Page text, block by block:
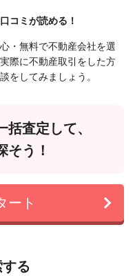
口コミが読める！
・無料で不動産会社を選
際に不動産取引をした方
をしてみましょう。
査定して、
そう！
ート
る